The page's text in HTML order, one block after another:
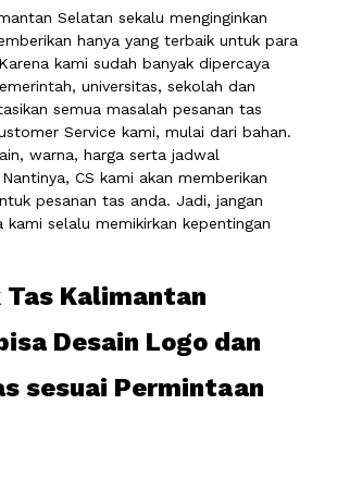
Selatan sekalu menginginkan
hanya yang terbaik untuk para
kami sudah banyak dipercaya
universitas, sekolah dan
semua masalah pesanan tas
Service kami, mulai dari bahan.
warna, harga serta jadwal
CS kami akan memberikan
pesanan tas anda. Jadi, jangan
kami selalu memikirkan kepentingan
Tas Kalimantan
Desain Logo dan
sesuai Permintaan